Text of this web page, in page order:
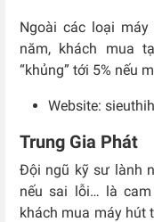
Ngoài các loại
năm, khách mua
“khủng” tới 5% nếu
Website:
Trung Gia Phát
Đội ngũ kỹ sư lành
nếu sai lỗi… là
khách mua máy hút